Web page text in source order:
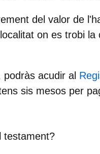
del valor de
on es trobi la
acudir al
sis mesos per
testament?